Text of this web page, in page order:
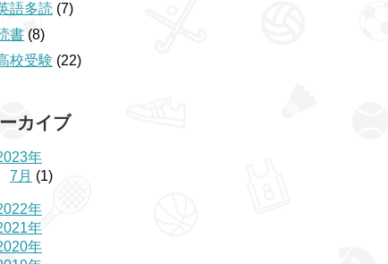
語多読 (7)
書 (8)
校受験 (22)
カイブ
年
7月 (1)
年
年
年